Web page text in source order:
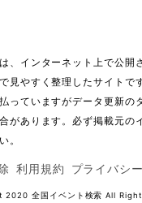
、インターネット上で公開
見やすく整理したサイトで
っていますがデータ更新の
があります。必ず掲載元の
。
利用規約 プライバシー
2020 全国イベント検索 All